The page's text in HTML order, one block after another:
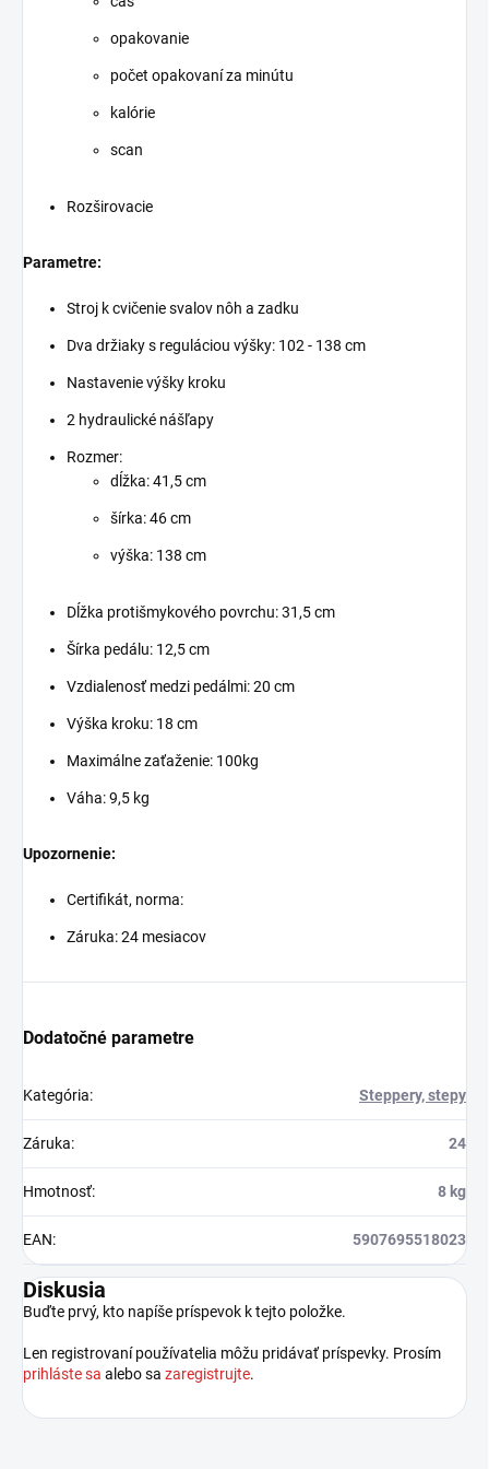
opakovanie
počet opakovaní za minútu
kalórie
scan
Rozširovacie
Parametre:
Stroj k cvičenie svalov nôh a zadku
Dva držiaky s reguláciou výšky: 102 - 138 cm
Nastavenie výšky kroku
2 hydraulické nášľapy
Rozmer:
dĺžka: 41,5 cm
šírka: 46 cm
výška: 138 cm
Dĺžka protišmykového povrchu: 31,5 cm
Šírka pedálu: 12,5 cm
Vzdialenosť medzi pedálmi: 20 cm
Výška kroku: 18 cm
Maximálne zaťaženie: 100kg
Váha: 9,5 kg
Upozornenie:
Certifikát, norma:
Záruka: 24 mesiacov
Dodatočné parametre
Kategória: Steppery, stepy
Záruka: 24
Hmotnosť: 8 kg
EAN: 5907695518023
Diskusia
Buďte prvý, kto napíše príspevok k tejto položke.
Len registrovaní používatelia môžu pridávať príspevky. Prosím
prihláste sa alebo sa zaregistrujte.